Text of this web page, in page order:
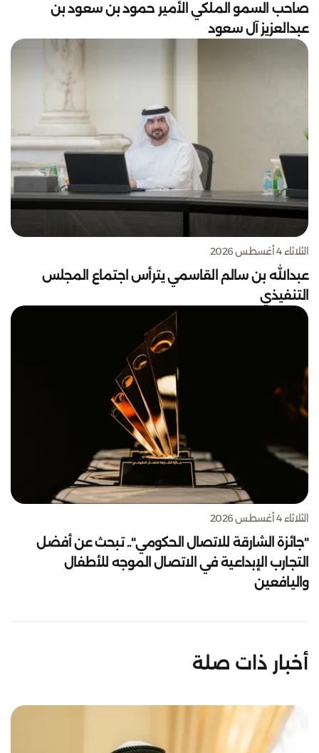
صاحب السمو الملكي الأمير حمود بن سعود بن
عبدالعزيز آل سعود
الثلاثاء 4 أغسطس 2026
عبدالله بن سالم القاسمي يترأس اجتماع المجلس
التنفيذي
الثلاثاء 4 أغسطس 2026
"جائزة الشارقة للاتصال الحكومي".. تبحث عن أفضل
التجارب الإبداعية في الاتصال الموجه للأطفال
واليافعين
أخبار ذات صلة